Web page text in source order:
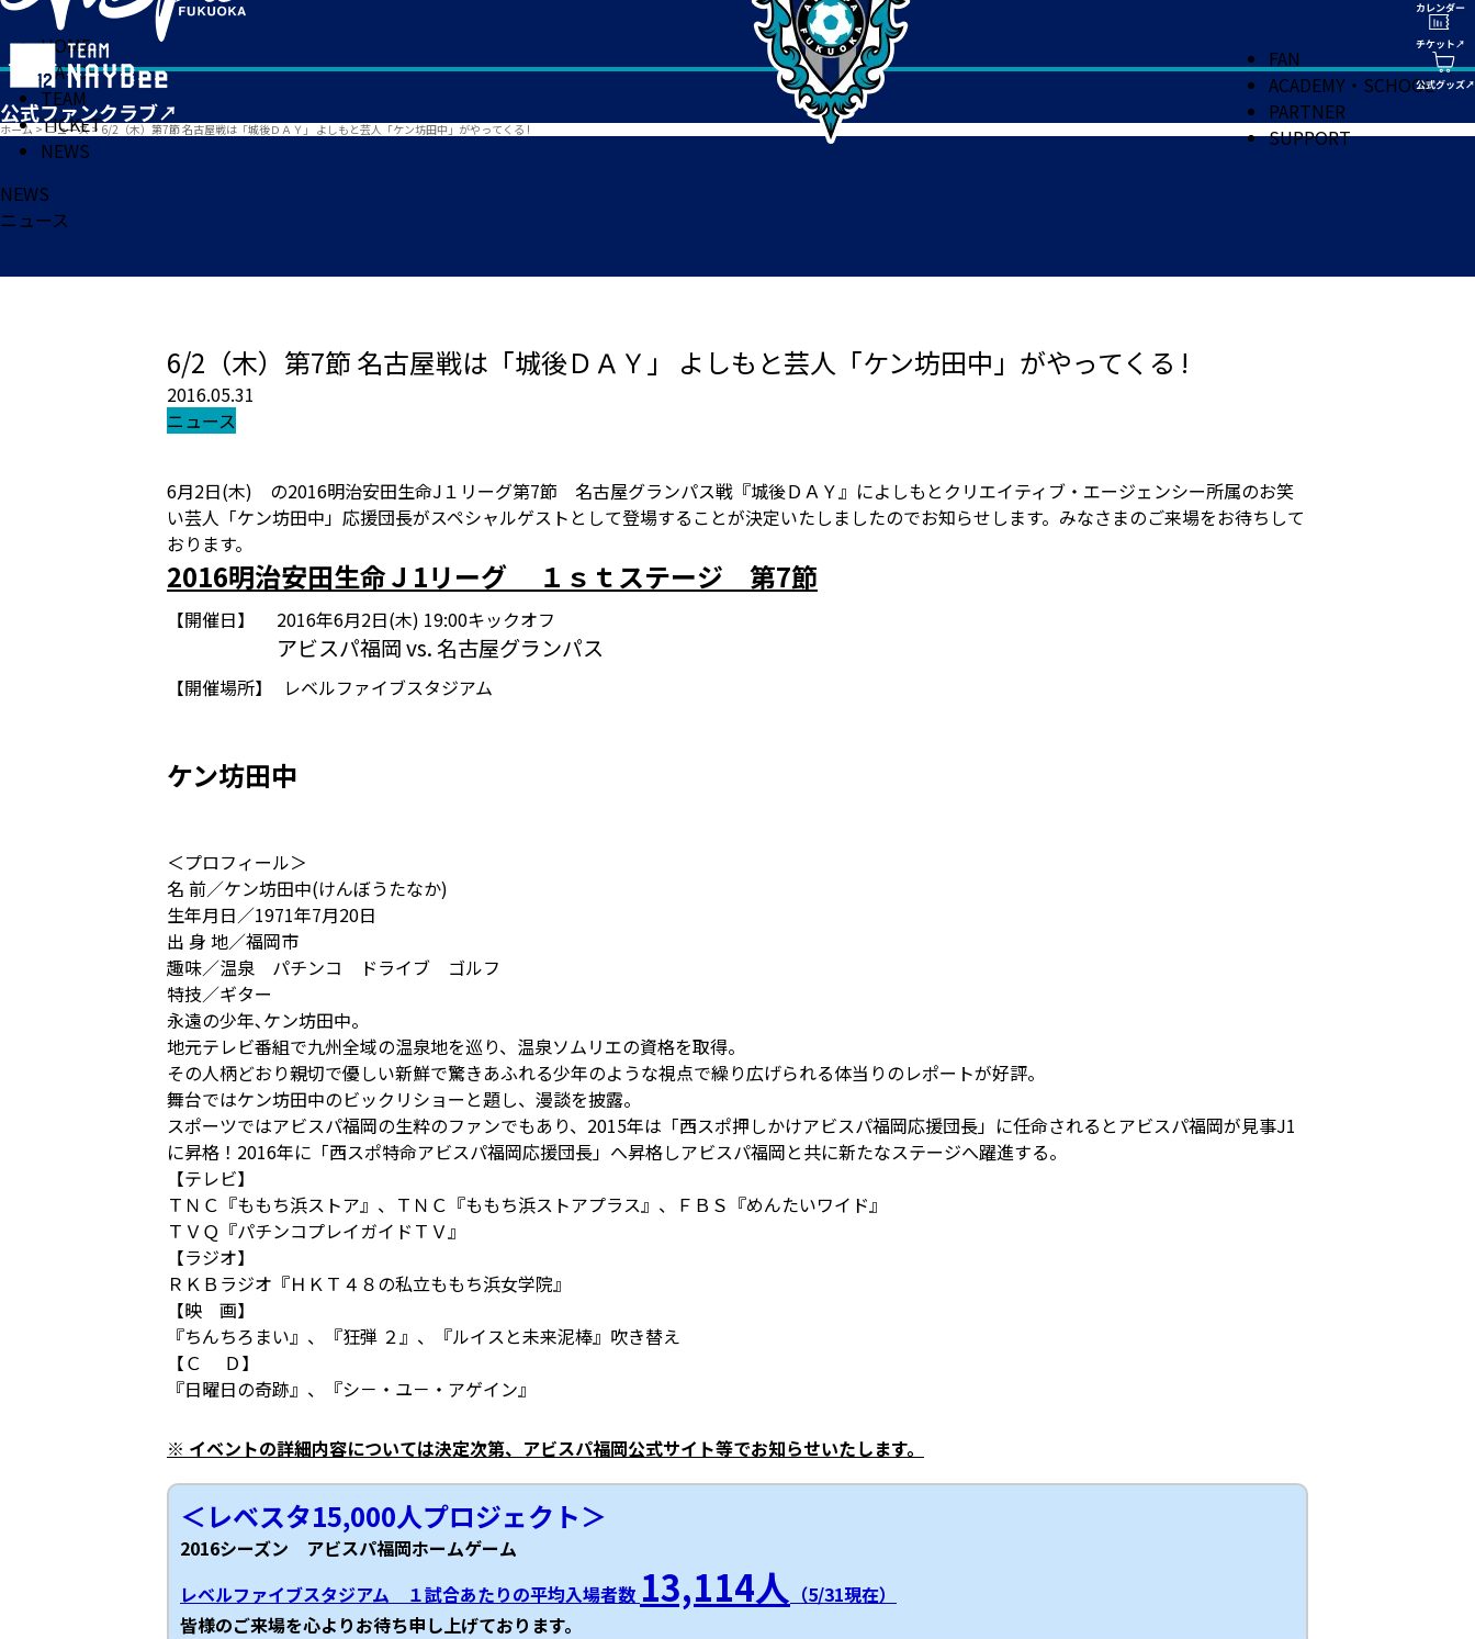
HOME
MATCH
TEAM
TICKET
NEWS
FAN
ACADEMY・SCHOOL
PARTNER
SUPPORT
ホーム > ニュース> 6/2（木）第7節 名古屋戦は「城後ＤＡＹ」 よしもと芸人「ケン坊田中」がやってくる !
NEWS
ニュース
6/2（木）第7節 名古屋戦は「城後ＤＡＹ」 よしもと芸人「ケン坊田中」がやってくる !
2016.05.31
ニュース
6月2日(木) の2016明治安田生命J１リーグ第7節 名古屋グランパス戦『城後ＤＡＹ』によしもとクリエイティブ・エージェンシー所属のお笑
い芸人「ケン坊田中」応援団長がスペシャルゲストとして登場することが決定いたしましたのでお知らせします。みなさまのご来場をお待ちして
おります。
2016明治安田生命Ｊ1リーグ １ｓｔステージ 第7節
【開催日】 2016年6月2日(木) 19:00キックオフ
アビスパ福岡 vs. 名古屋グランパス
【開催場所】 レベルファイブスタジアム
ケン坊田中
＜プロフィール＞
名 前／ケン坊田中(けんぼうたなか)
生年月日／1971年7月20日
出 身 地／福岡市
趣味／温泉 パチンコ ドライブ ゴルフ
特技／ギター
永遠の少年､ケン坊田中。
地元テレビ番組で九州全域の温泉地を巡り、温泉ソムリエの資格を取得。
その人柄どおり親切で優しい新鮮で驚きあふれる少年のような視点で繰り広げられる体当りのレポートが好評。
舞台ではケン坊田中のビックリショーと題し、漫談を披露。
スポーツではアビスパ福岡の生粋のファンでもあり、2015年は「西スポ押しかけアビスパ福岡応援団長」に任命されるとアビスパ福岡が見事J1
に昇格！2016年に「西スポ特命アビスパ福岡応援団長」へ昇格しアビスパ福岡と共に新たなステージへ躍進する。
【テレビ】
ＴＮＣ『ももち浜ストア』、ＴＮＣ『ももち浜ストアプラス』、ＦＢＳ『めんたいワイド』
ＴＶＱ『パチンコプレイガイドＴＶ』
【ラジオ】
ＲＫＢラジオ『ＨＫＴ４８の私立ももち浜女学院』
【映 画】
『ちんちろまい』、『狂弾 ２』、『ルイスと未来泥棒』吹き替え
【Ｃ Ｄ】
『日曜日の奇跡』、『シ－・ユ－・アゲイン』
※ イベントの詳細内容については決定次第、アビスパ福岡公式サイト等でお知らせいたします。
＜レベスタ15,000人プロジェクト＞
2016シーズン アビスパ福岡ホームゲーム
レベルファイブスタジアム １試合あたりの平均入場者数 13,114人 （5/31現在）
皆様のご来場を心よりお待ち申し上げております。